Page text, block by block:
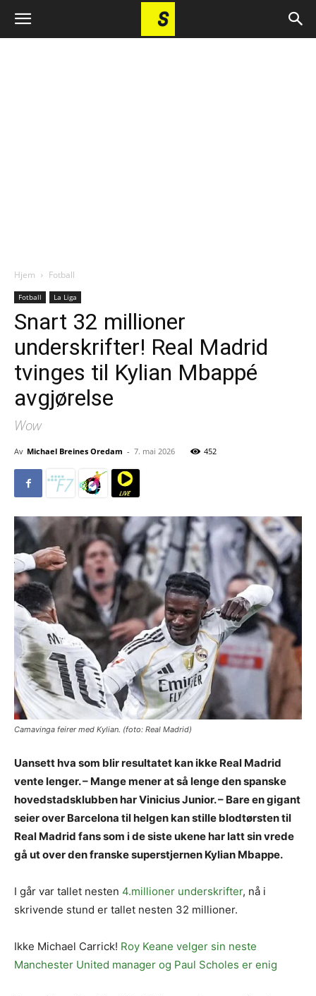
Hjem Fotball
Fotball La Liga
Snart 32 millioner
underskrifter! Real Madrid
tvinges til Kylian Mbappé
avgjørelse
Wow
Av Michael Breines Oredam - 7. mai 2026 452
Camavinga feirer med Kylian. (foto: Real Madrid)
Uansett hva som blir resultatet kan ikke Real Madrid
vente lenger. – Mange mener at så lenge den spanske
hovedstadsklubben har Vinicius Junior. – Bare en gigant
seier over Barcelona til helgen kan stille blodtørsten til
Real Madrid fans som i de siste ukene har latt sin vrede
gå ut over den franske superstjernen Kylian Mbappe.
I går var tallet nesten 4.millioner underskrifter, nå i
skrivende stund er tallet nesten 32 millioner.
Ikke Michael Carrick! Roy Keane velger sin neste
Manchester United manager og Paul Scholes er enig